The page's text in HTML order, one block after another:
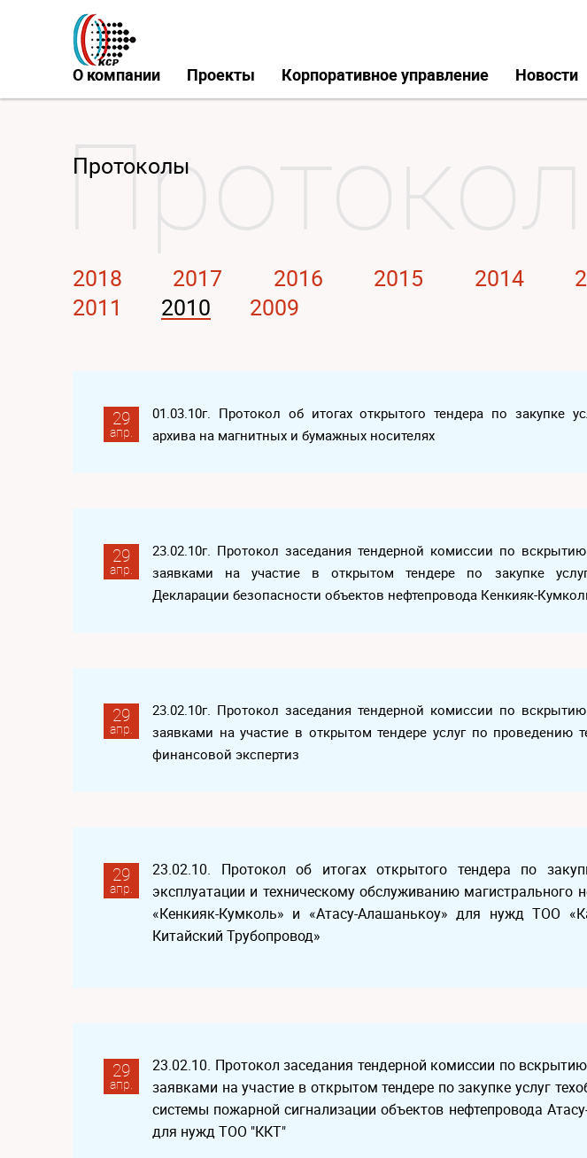
О компании Проекты Корпоративное управление Новости
Протоколы
2018 2017 2016 2015 2014
2011
2010 2009
29
апр.
01.03.10г. Протокол об итогах открытого тендера по закупке
архива на магнитных и бумажных носителях
29
апр.
23.02.10г. Протокол заседания тендерной комиссии по
заявками на участие в открытом тендере по закупке
Декларации безопасности объектов нефтепровода Кенкияк-
29
апр.
23.02.10г. Протокол заседания тендерной комиссии по
заявками на участие в открытом тендере услуг по проведению
финансовой экспертиз
29
апр.
23.02.10. Протокол об итогах открытого тендера по
эксплуатации и техническому обслуживанию магистрального
«Кенкияк-Кумколь» и «Атасу-Алашанькоу» для нужд ТОО
Китайский Трубопровод»
29
апр.
23.02.10. Протокол заседания тендерной комиссии по
заявками на участие в открытом тендере по закупке услуг
системы пожарной сигнализации объектов нефтепровода
для нужд ТОО "ККТ"